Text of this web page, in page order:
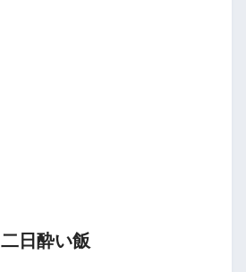
二日酔い飯